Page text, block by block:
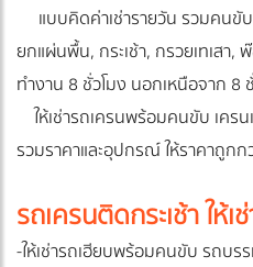
แบบคิดค่าเช่ารายวัน รวมคนขั
ยกแผ่นพื้น, กระเช้า, กรวยเทเสา,
ทำงาน 8 ชั่วโมง นอกเหนือจาก 8
ให้เช่ารถเครนพร้อมคนขับ เคร
รวมราคาและอุปกรณ์ ให้ราคาถูกก
รถเครนติดกระเช้า ให้เ
-ให้เช่ารถเฮียบพร้อมคนขับ รถบร